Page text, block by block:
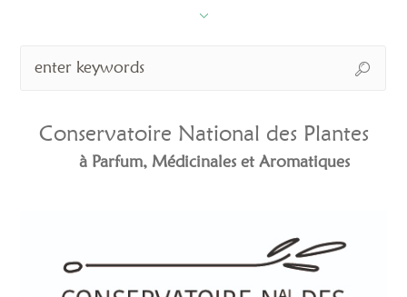
Conservatoire National des Plantes
à Parfum, Médicinales et Aromatiques